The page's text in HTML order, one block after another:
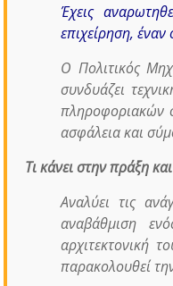
Έχεις
επιχείρηση, έναν
Ο Πολιτικός
συνδυάζει
πληροφοριακών
ασφάλεια και
Τι κάνει στην πράξη
Αναλύει τις
αναβάθμιση
αρχιτεκτονική
παρακολουθεί